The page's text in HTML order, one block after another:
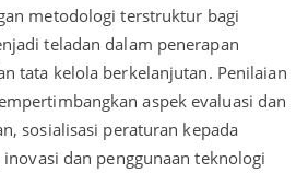
metodologi terstruktur bagi
teladan dalam penerapan
tata kelola berkelanjutan. Penilaian
aspek evaluasi dan
sosialisasi peraturan kepada
dan penggunaan teknologi